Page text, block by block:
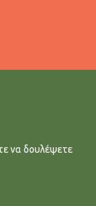
να δουλέψετε